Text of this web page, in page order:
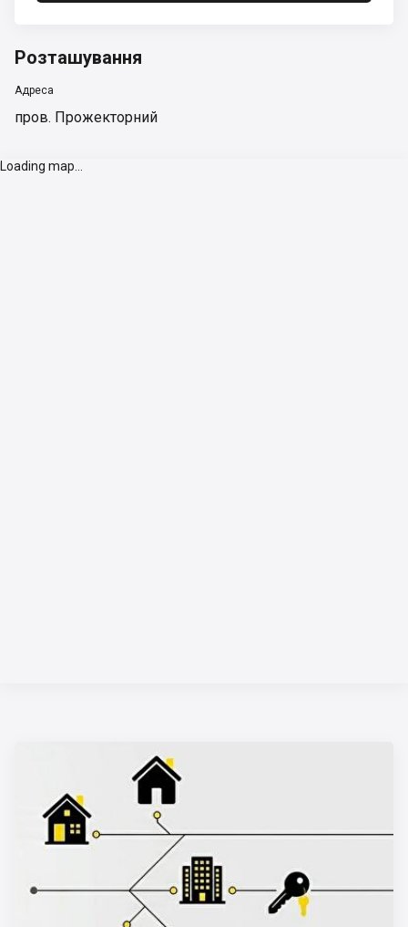
Розташування
Адреса
пров. Прожекторний
Loading map...